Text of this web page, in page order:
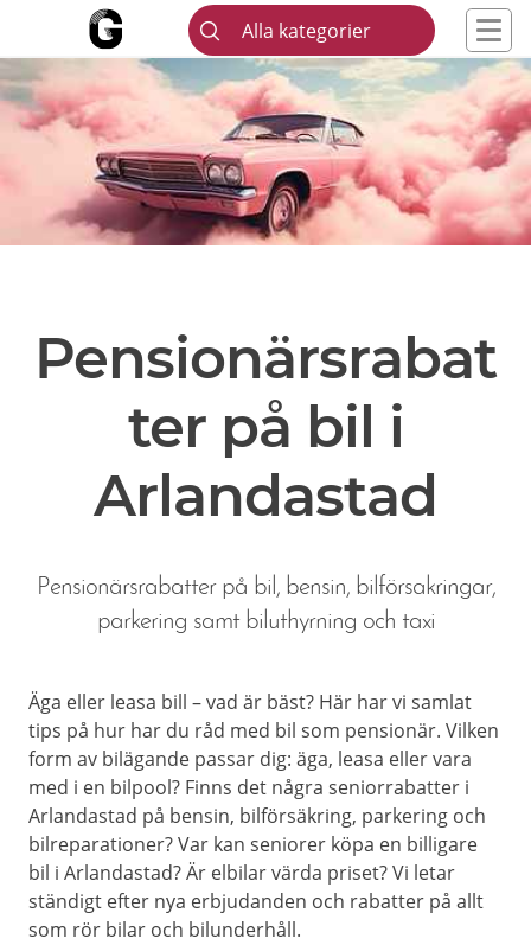
Alla kategorier
Pensionärsrabat
ter på bil i
Arlandastad
Pensionärsrabatter på bil, bensin, bilförsakringar,
parkering samt biluthyrning och taxi
Äga eller leasa bill – vad är bäst? Här har vi samlat
tips på hur har du råd med bil som pensionär. Vilken
form av bilägande passar dig: äga, leasa eller vara
med i en bilpool? Finns det några seniorrabatter i
Arlandastad på bensin, bilförsäkring, parkering och
bilreparationer? Var kan seniorer köpa en billigare
bil i Arlandastad? Är elbilar värda priset? Vi letar
ständigt efter nya erbjudanden och rabatter på allt
som rör bilar och bilunderhåll.